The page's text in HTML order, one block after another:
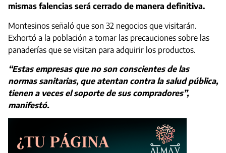
mismas falencias será cerrado de manera definitiva.
Montesinos señaló que son 32 negocios que visitarán.
Exhortó a la población a tomar las precauciones sobre las
panaderías que se visitan para adquirir los productos.
“Estas empresas que no son conscientes de las
normas sanitarias, que atentan contra la salud pública,
tienen a veces el soporte de sus compradores”,
manifestó.